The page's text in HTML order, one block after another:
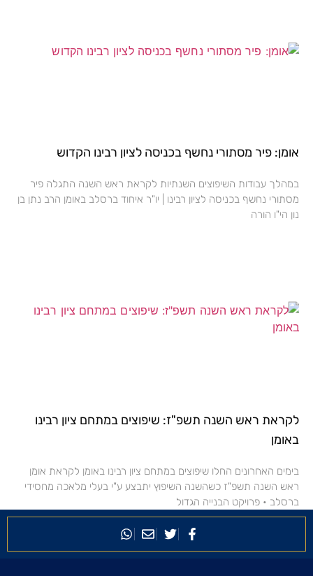
אומן: פיר מסתורי נחשף בכניסה לציון רבינו הקדוש
במהלך עבודות השיפוצים השנתיות לקראת ראש השנה התגלה פיר
מסתורי נחשף בכניסה לציון רבינו | יו"ר איחוד ברסלב באומן הרב נתן בן
נון הי"ו הורה
לקראת ראש השנה תשפ"ז: שיפוצים במתחם ציון רבינו
באומן
בימים האחרונים החלו שיפוצים במתחם ציון רבינו באומן לקראת אומן
ראש השנה תשפ"ז כשהשנה השיפוץ יתבצע ע"י בעלי מלאכה מחסידי
ברסלב • פרויקט הבנייה הגדול